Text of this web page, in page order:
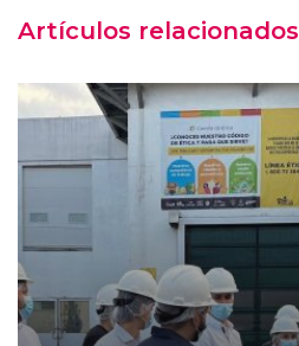
Artículos relacionados